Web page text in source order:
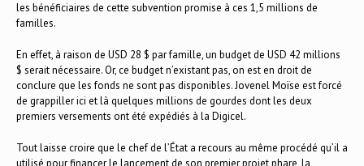
les bénéficiaires de cette subvention promise à ces 1,5 millions de
familles.
En effet, à raison de USD 28 $ par famille, un budget de USD 42 millions
$ serait nécessaire. Or, ce budget n’existant pas, on est en droit de
conclure que les fonds ne sont pas disponibles. Jovenel Moïse est forcé
de grappiller ici et là quelques millions de gourdes dont les deux
premiers versements ont été expédiés à la Digicel.
Tout laisse croire que le chef de l’État a recours au même procédé qu’il a
utilisé pour financer le lancement de son premier projet phare, la